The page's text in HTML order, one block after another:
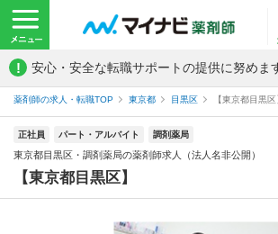
! 安心・安全な転職サポートの提供に努めま
薬剤師の求人・転職TOP 東京都 目黒区 【東京都目黒
正社員 パート・アルバイト 調剤薬局
東京都目黒区・調剤薬局の薬剤師求人（法人名非公開）
【東京都目黒区】